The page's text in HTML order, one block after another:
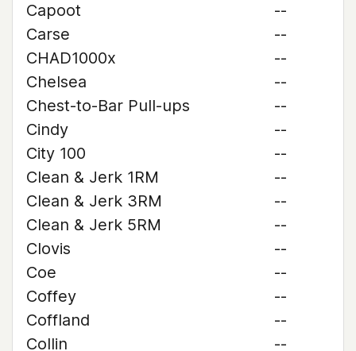
Capoot
--
Carse
--
CHAD1000x
--
Chelsea
--
Chest-to-Bar Pull-ups
--
Cindy
--
City 100
--
Clean & Jerk 1RM
--
Clean & Jerk 3RM
--
Clean & Jerk 5RM
--
Clovis
--
Coe
--
Coffey
--
Coffland
--
Collin
--